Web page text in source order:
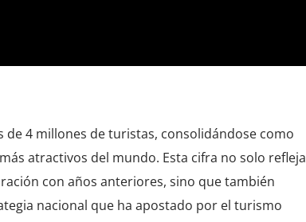
de 4 millones de turistas, consolidándose como
atractivos del mundo. Esta cifra no solo refleja
con años anteriores, sino que también
nacional que ha apostado por el turismo